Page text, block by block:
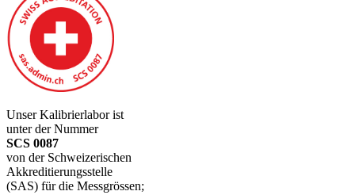
Unser Kalibrierlabor ist
unter der Nummer
SCS 0087
von der Schweizerischen
Akkreditierungsstelle
(SAS) für die Messgrössen;